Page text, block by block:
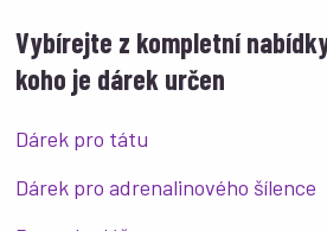
Vybírejte z kompletní
koho je dárek určen
Dárek pro tátu
Dárek pro adrenalinového šílence